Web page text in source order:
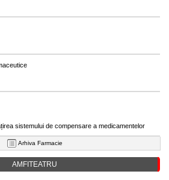
sistemului de compensare a medicamentelor
Arhiva Farmacie
AMFITEATRU